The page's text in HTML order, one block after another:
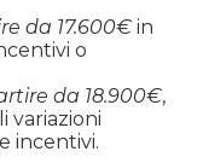
da 17.600€ in
o
da 18.900€,
variazioni
incentivi.